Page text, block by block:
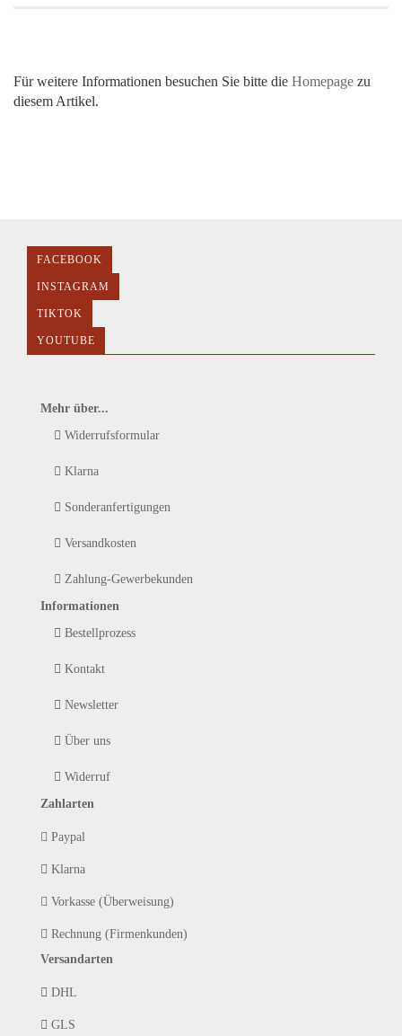
Für weitere Informationen besuchen Sie bitte die Homepage zu
diesem Artikel.
FACEBOOK
INSTAGRAM
TIKTOK
YOUTUBE
Mehr über...
Widerrufsformular
Klarna
Sonderanfertigungen
Versandkosten
Zahlung-Gewerbekunden
Informationen
Bestellprozess
Kontakt
Newsletter
Über uns
Widerruf
Zahlarten
Paypal
Klarna
Vorkasse (Überweisung)
Rechnung (Firmenkunden)
Versandarten
DHL
GLS